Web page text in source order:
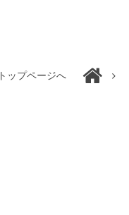
トップページへ